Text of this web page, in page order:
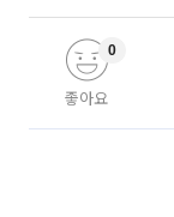
좋아요
0